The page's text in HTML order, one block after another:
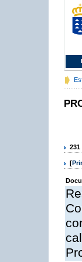
[